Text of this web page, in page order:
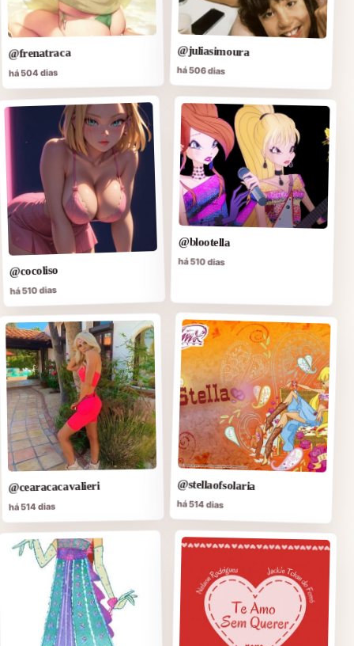
@frenatraca
há 504 dias
@juliasimoura
há 506 dias
@cocoliso
há 510 dias
@blootella
há 510 dias
@cearacacavalieri
há 514 dias
@stellaofsolaria
há 514 dias